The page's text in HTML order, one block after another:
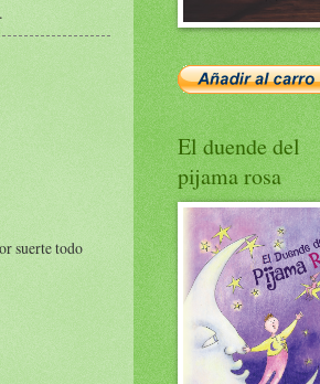
suerte todo
El duende del
pijama rosa